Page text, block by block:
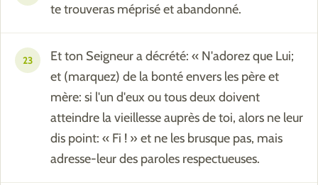
te trouveras méprisé et abandonné.
23
Et ton Seigneur a décrété: « N'adorez que Lui;
et (marquez) de la bonté envers les père et
mère: si l'un d'eux ou tous deux doivent
atteindre la vieillesse auprès de toi, alors ne leur
dis point: « Fi ! » et ne les brusque pas, mais
adresse-leur des paroles respectueuses.